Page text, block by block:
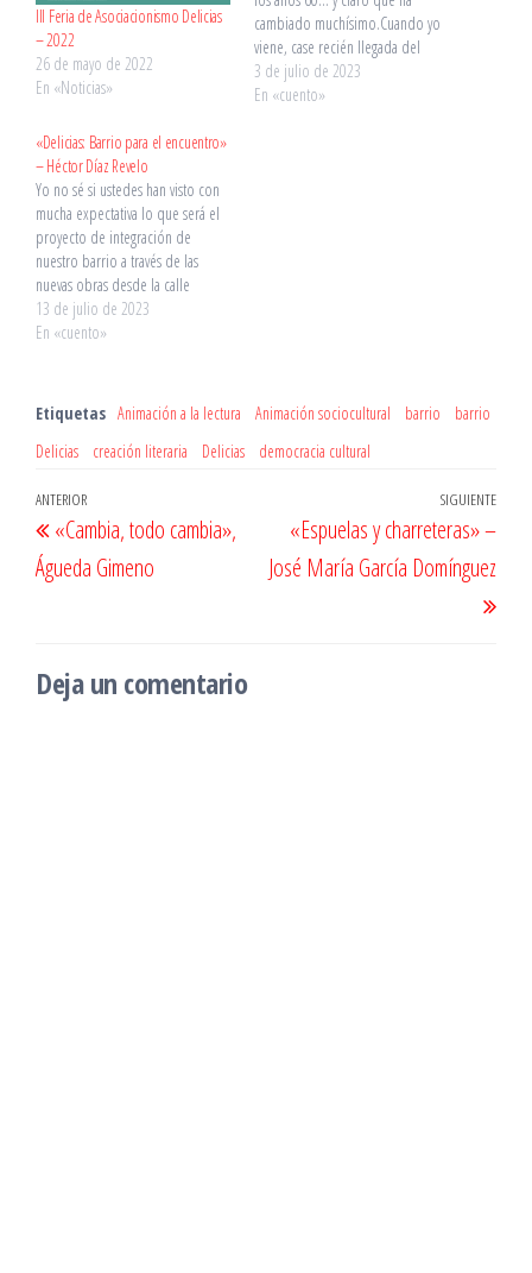
III Feria de Asociacionismo Delicias
– 2022
26 de mayo de 2022
En «Noticias»
cambiado muchísimo.Cuando yo
viene, case recién llegada del
pueblo, esto no parecía una
ciudad más bien era como
3 de julio de 2023
En «cuento»
«Delicias: Barrio para el encuentro»
– Héctor Díaz Revelo
Yo no sé si ustedes han visto con
mucha expectativa lo que será el
proyecto de integración de
nuestro barrio a través de las
nuevas obras desde la calle
Panaderos. Tampoco sé si flipan
como mi madre cada vez que
13 de julio de 2023
En «cuento»
Etiquetas Animación a la lectura Animación sociocultural barrio
barrio
Delicias
creación literaria Delicias democracia cultural
Navegación
de
entradas
Entrada
anterior
ANTERIOR
«Cambia, todo cambia»,
Águeda Gimeno
SIGUIENTE
«Espuelas y charreteras» –
José María García Domínguez
Deja un comentario